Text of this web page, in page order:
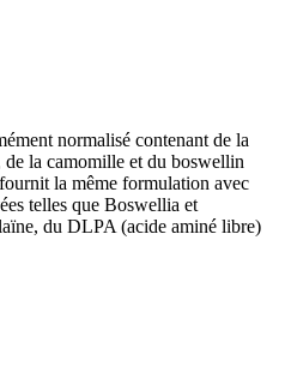
normalisé contenant de la
la camomille et du boswellin
la même formulation avec
telles que Boswellia et
du DLPA (acide aminé libre)